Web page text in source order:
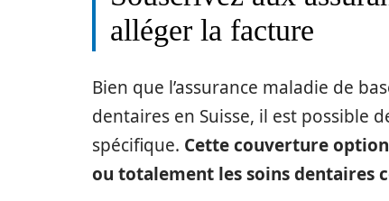
alléger la facture
Bien que l’assurance maladie de
dentaires en Suisse, il est possible
spécifique. Cette couverture
ou totalement les soins dentaires